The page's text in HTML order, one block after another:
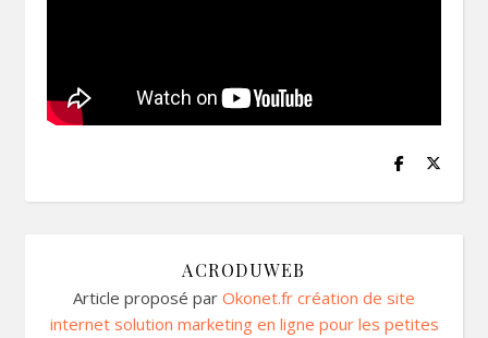
ACRODUWEB
Article proposé par Okonet.fr création de site
internet solution marketing en ligne pour les petites